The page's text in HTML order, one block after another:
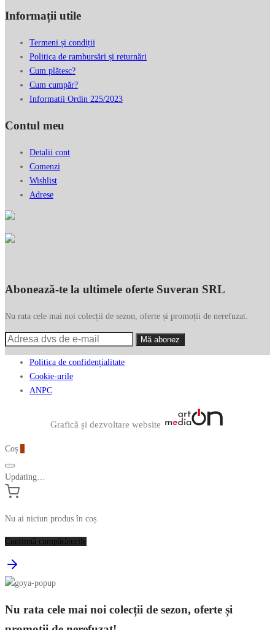
Informații utile
Termeni și condiții
Politica de rambursări și returnări
Cum plătesc?
Cum cumpăr?
Informatii Ordin 225/2023
Contul meu
Detalii cont
Comenzi
Wishlist
Adrese
Abonează-te la ultimele oferte Suveran SRL
Nu rata cele mai noi colecții de sezon, oferte și promoții de nerefuzat.
Politica de confidențialitate
Cookie-urile
ANPC
Graficã și dezvoltare website
Coș
Updating…
Nu ai niciun produs în coș.
Continuă cumpărăturile
Nu rata cele mai noi colecții de sezon, oferte și